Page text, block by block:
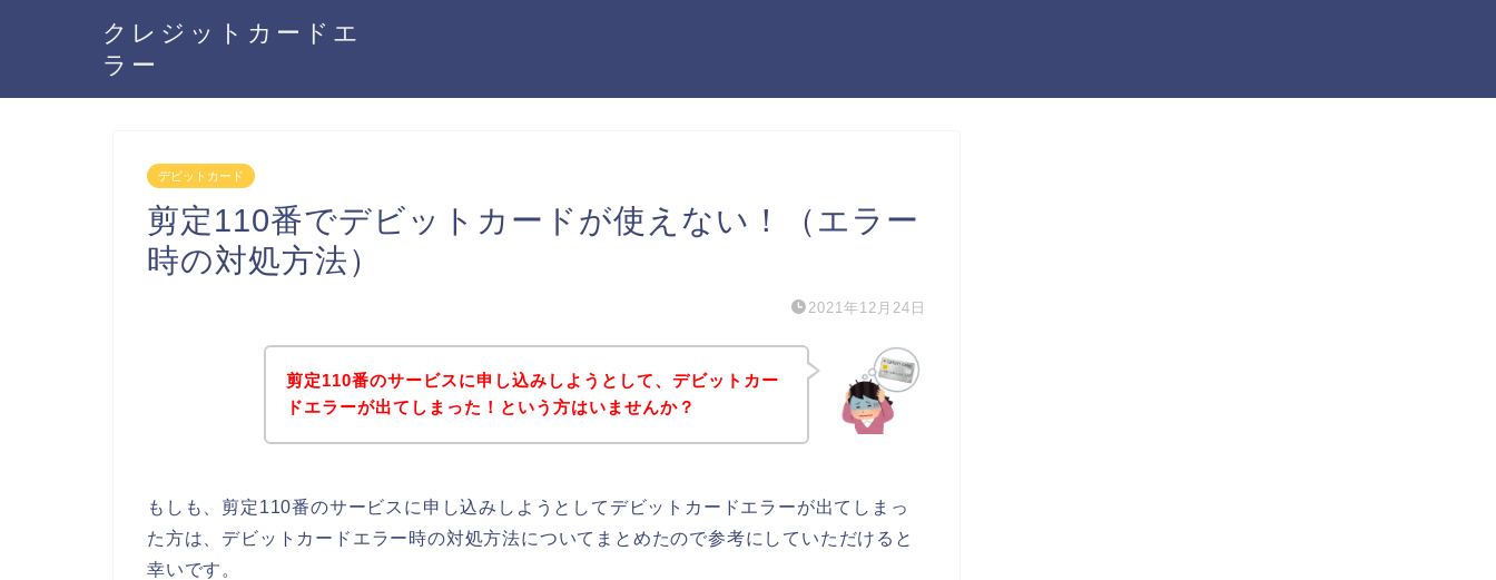
クレジットカードエ
ラー
デビットカード
剪定110番でデビットカードが使えない！（エラー
時の対処方法）
2021年12月24日
剪定110番のサービスに申し込みしようとして、デビットカー
ドエラーが出てしまった！という方はいませんか？
もしも、剪定110番のサービスに申し込みしようとしてデビットカードエラーが出てしまっ
た方は、デビットカードエラー時の対処方法についてまとめたので参考にしていただけると
幸いです。